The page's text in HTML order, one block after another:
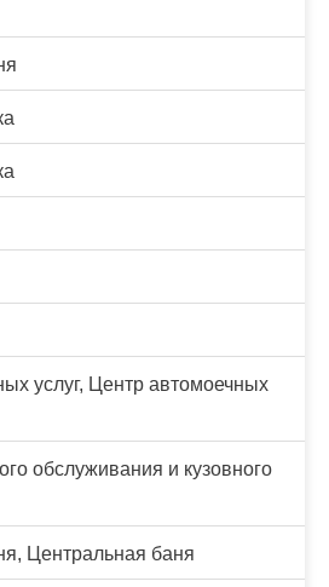
услуг, Центр автомоечных
обслуживания и кузовного
Центральная баня